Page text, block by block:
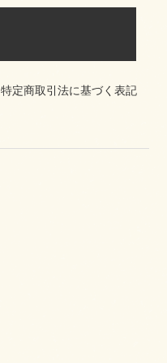
特定商取引法に基づく表記